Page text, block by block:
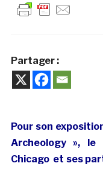
Partager :
Pour son
Archeology », le
Chicago et ses